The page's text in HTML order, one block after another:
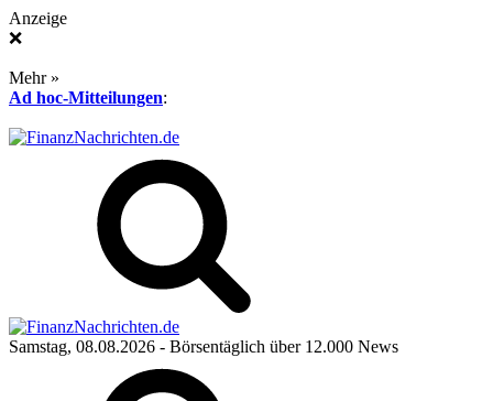
Anzeige
❌
Mehr »
Ad hoc-Mitteilungen:
Samstag, 08.08.2026 - Börsentäglich über 12.000 News